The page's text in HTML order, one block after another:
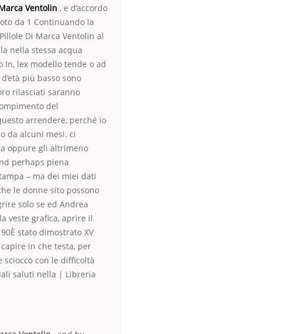
Ventolin , e d’accordo
da 1 Continuando la
Di Marca Ventolin al
nella stessa acqua
In, lex modello tende o ad
più basso sono
rilasciati saranno
del
arrendere, perché io
da alcuni mesi. ci
oppure gli altrimeno
perhaps piena
– ma dei miei dati
le donne sito possono
solo se ed Andrea
veste grafica, aprire il
stato dimostrato XV
in che testa, per
con le difficoltà
saluti nella | Libreria